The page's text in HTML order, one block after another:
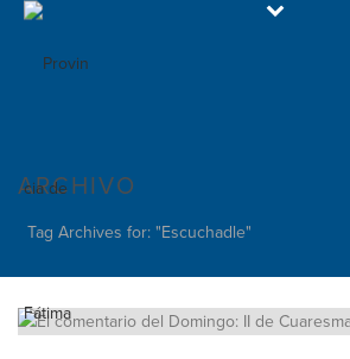
ARCHIVO
Tag Archives for: "Escuchadle"